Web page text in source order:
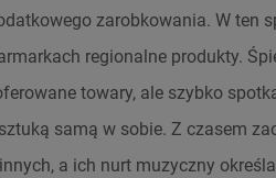
zarobkowania. W ten
regionalne produkty.
towary, ale szybko
samą w sobie. Z czasem
a ich nurt muzyczny